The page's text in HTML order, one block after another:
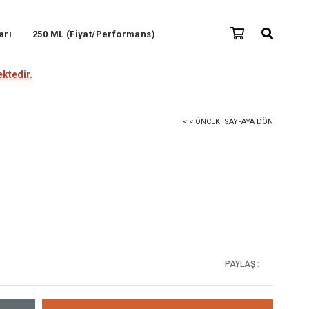
250 ML (Fiyat/Performans)
< < ÖNCEKI SAYFAYA DÖN
PAYLAŞ :